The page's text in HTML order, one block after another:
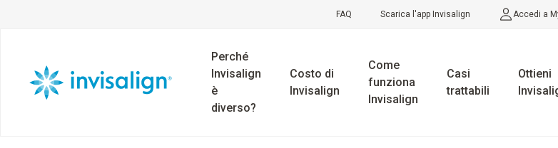
FAQ Scarica l'app Invisalign Accedi a
Perché
Invisalign
è
diverso?
Costo di
Invisalign
Come
funziona
Invisalign
Casi
trattabili
Ottieni